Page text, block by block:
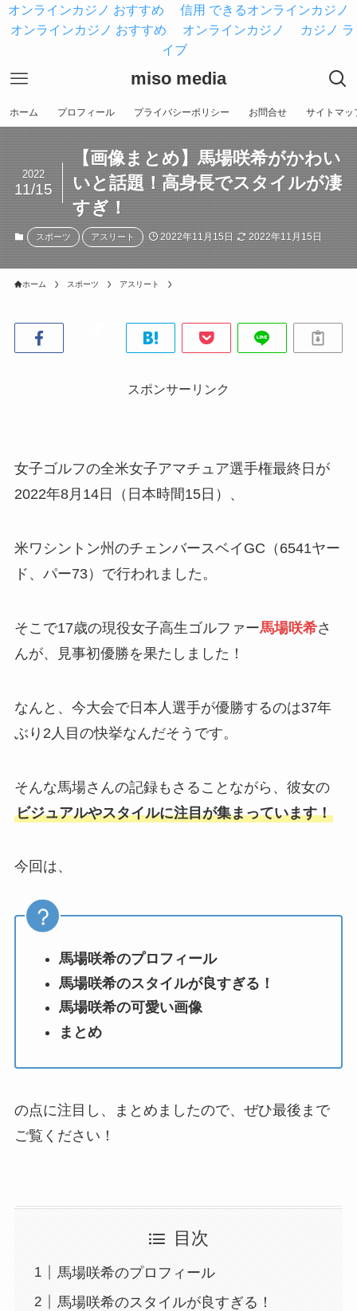
オンラインカジノ おすすめ
信用 できるオンラインカジノ
オンラインカジノ おすすめ
オンラインカジノ
カジノ ラ
イブ
miso media
ホーム プロフィール プライバシーポリシー お問合せ サイトマッ
【画像まとめ】馬場咲希がかわい
いと話題！高身長でスタイルが凄
すぎ！
2022
11/15
スポーツ アスリート 2022年11月15日 2022年11月15日
ホーム スポーツ アスリート
スポンサーリンク
女子ゴルフの全米女子アマチュア選手権最終日が
2022年8月14日（日本時間15日）、
米ワシントン州のチェンバースベイGC（6541ヤー
ド、パー73）で行われました。
そこで17歳の現役女子高生ゴルファー馬場咲希さ
んが、見事初優勝を果たしました！
なんと、今大会で日本人選手が優勝するのは37年
ぶり2人目の快挙なんだそうです。
そんな馬場さんの記録もさることながら、彼女の
ビジュアルやスタイルに注目が集まっています！
今回は、
馬場咲希のプロフィール
馬場咲希のスタイルが良すぎる！
馬場咲希の可愛い画像
まとめ
の点に注目し、まとめましたので、ぜひ最後まで
ご覧ください！
目次
馬場咲希のプロフィール
馬場咲希のスタイルが良すぎる！